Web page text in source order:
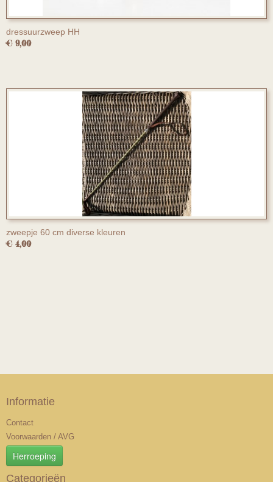
dressuurzweep HH
€ 9,00
zweepje 60 cm diverse kleuren
€ 4,00
Informatie
Contact
Voorwaarden / AVG
Herroeping
Categorieën